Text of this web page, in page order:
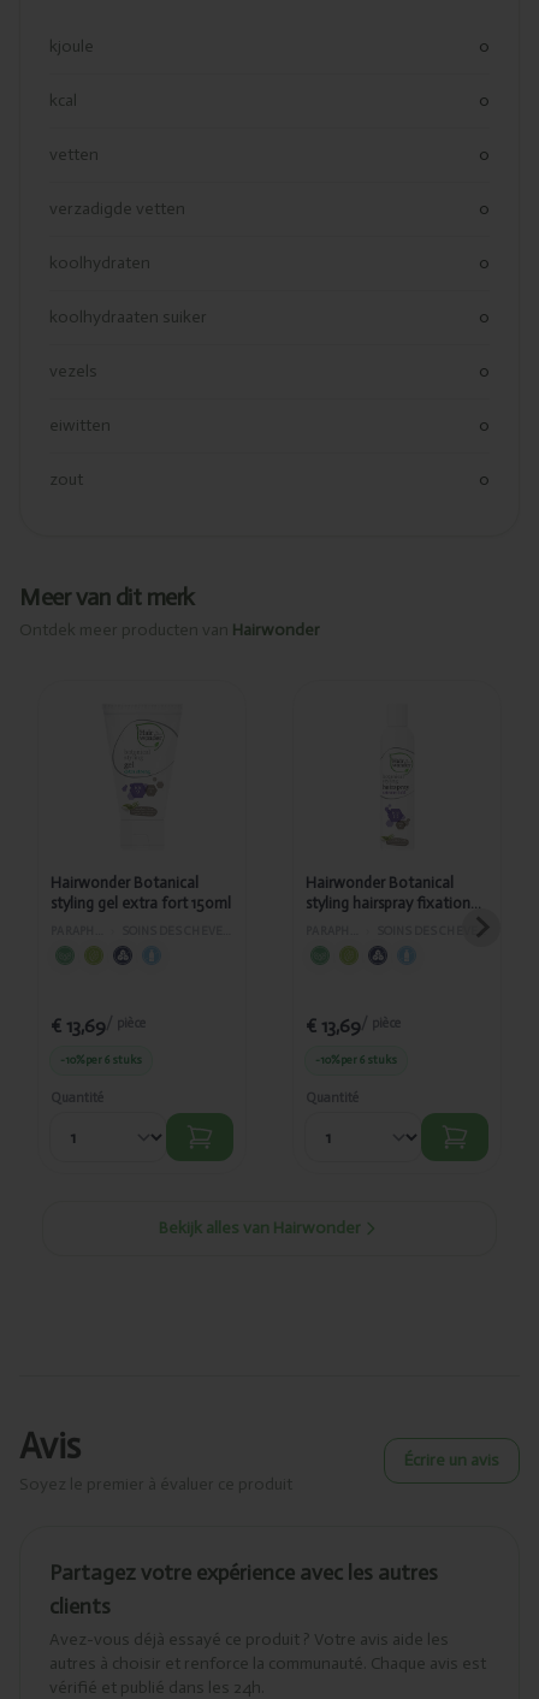
kjoule 0
kcal 0
vetten 0
verzadigde vetten 0
koolhydraten 0
koolhydraaten suiker 0
vezels 0
eiwitten 0
zout 0
Meer van dit merk
Ontdek meer producten van Hairwonder
Hairwonder
Botanical
styling gel
extra fort
Hairwonder Botanical
styling gel extra fort 150ml
€ 13,69/ pièce
-10%per 6 stuks
Quantité
hairspray
forte 300ml
Hairwonder Botanical
styling hairspray fixation
SOINS DES CHEVEUX ET DU VISAGE
€ 13,69/ pièce
-10%per 6 stuks
Quantité
Bekijk alles van Hairwonder
Avis Écrire un avis
Partagez votre expérience avec les autres
clients
Avez-vous déjà essayé ce produit ? Votre avis aide les
autres à choisir et renforce la communauté. Chaque avis est
vérifié et publié dans les 24h.